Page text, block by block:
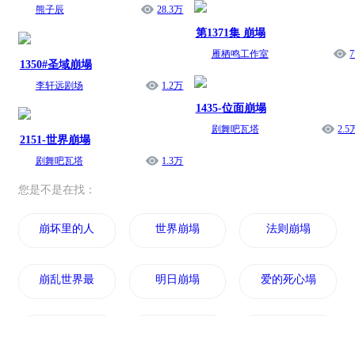
熊子辰 28.3万
1350#圣域崩塌
李轩远剧场 1.2万
2151-世界崩塌
剧舞吧瓦塔 1.3万
第1371集 崩塌
雁栖鸣工作室
1435-位面崩塌
剧舞吧瓦塔 2.5
您是不是在找：
崩坏里的人类之刃 世界崩塌 法则崩塌
崩乱世界最后的人类 明日崩塌 爱的死心塌地